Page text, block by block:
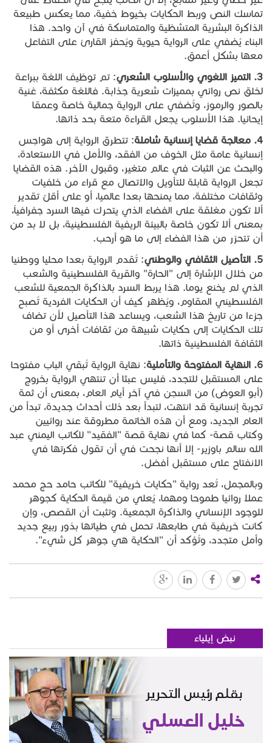
تماسك النص وربط الحكايات بخيوط خفية، مما يعكس طبيعة
الذاكرة البشرية المتشظية والمتماسكة في آن واحد. هذا
البناء يُضفي على الرواية حيوية ويُحفز القارئ على التفاعل
معها بشكل أعمق.
3. التميز اللغوي والأسلوب الشعري: تم توظيف اللغة ببراعة
لخلق نص روائي بمميزات شعرية جذابة. فاللغة مكثفة، غنية
بالصور والرموز، وتُضفي على الرواية جمالية خاصة وعمقا
إيحائيا. هذا الأسلوب يجعل القراءة متعة بحد ذاتها.
4. معالجة قضايا إنسانية شاملة: تتطرق الرواية إلى هواجس
إنسانية عامة مثل الخوف من الفقد، والأمل في الاستعادة،
والبحث عن الثبات في عالم متغير، وقبول الآخر. هذه القضايا
تجعل الرواية قابلة للتأويل والاتصال مع قراء من خلفيات
وثقافات مختلفة، مما يمنحها بعدا عالميا، أو على أقلّ تقدير
ألا تكون مغلقة على الفضاء الذي يتحرك فيها السرد جفرافياً،
بمعنى ألا تكون خاصة بالبيئة الريفية الفلسطينية، بل لا بد من
أن تتحرّر من هذا الفضاء إلى ما هو أرحب.
5. التأصيل الثقافي والوطني: تُقدم الرواية بعدا محليا ووطنيا
من خلال الإشارة إلى "الحارة" والقرية الفلسطينية والشعب
الذي لم يخنع يوما. هذا يربط السرد بالذاكرة الجمعية للشعب
الفلسطيني المقاوم، ويُظهر كيف أن الحكايات الفردية تُصبح
جزءا من تاريخ هذا الشعب، ويساعد هذا التأصيل لأن تضاف
تلك الحكايات إلى حكايات شبيهة من ثقافات أخرى أو من
الثقافة الفلسطينية ذاتها.
6. النهاية المفتوحة والتأملية: نهاية الرواية تُبقي الباب مفتوحا
على المستقبل للتجدد، فليس عبثا أن تنتهي الرواية بخروج
(أبو العوض) من السجن في آخر أيام العام، بمعنى أن ثمة
تجربة إنسانية قد انتهت، لتبدأ بعد ذلك أحداث جديدة، تبدأ من
العام الجديد، ومع أن هذه الخاتمة مطروقة عند روائيين
وكتاب قصة- كما في نهاية قصة "الفقيد" للكاتب اليمني عبد
الله سالم باوزير- إلا أنها نجحت في أن تقول فكرتها في
الانفتاح على مستقبل أفضل.
وبالمجمل، تُعد رواية "حكايات خريفية" للكاتب حامد حج محمد
عملا روائيا طموحا ومهما، يُعلي من قيمة الحكاية كجوهر
للوجود الإنساني والذاكرة الجمعية. وتثبت أن القصص، وإن
كانت خريفية في طابعها، تحمل في طياتها بذور ربيع جديد
وأمل متجدد، وتُؤكد أن "الحكاية هي جوهر كل شيء".
نبض إيلياء